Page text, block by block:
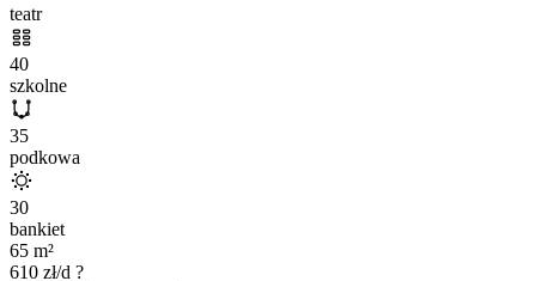
teatr
40
szkolne
35
podkowa
30
bankiet
65 m²
610 zł/d ?